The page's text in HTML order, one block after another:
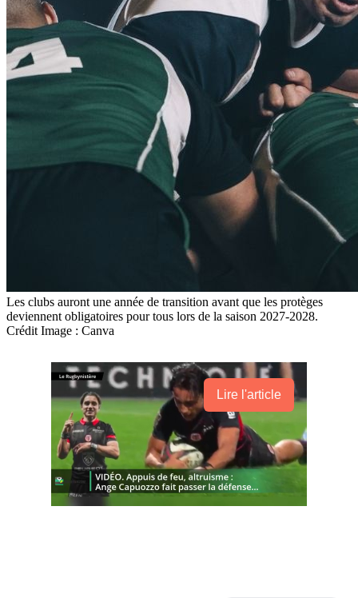
Les clubs auront une année de transition avant que les protèges
deviennent obligatoires pour tous lors de la saison 2027-2028.
Crédit Image : Canva
Lire l'article